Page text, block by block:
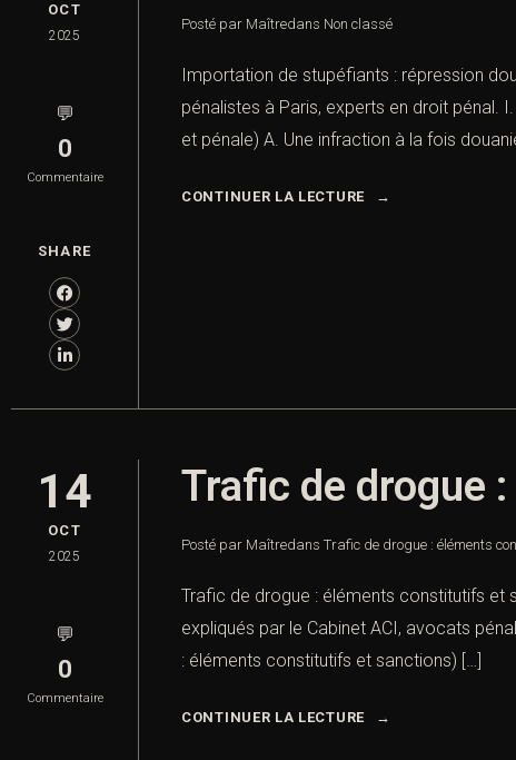
OCT
2025
💬
0
Commentaire
SHARE
Posté par Maîtredans Non classé
Importation de stupéfiants : répression
pénalistes à Paris, experts en droit pénal.
et pénale) A. Une infraction à la fois
CONTINUER LA LECTURE
14
OCT
2025
💬
0
Commentaire
Trafic de drogue
Posté par Maîtredans Trafic de drogue : éléments
Trafic de drogue : éléments constitutifs et
expliqués par le Cabinet ACI, avocats
: éléments constitutifs et sanctions) […]
CONTINUER LA LECTURE